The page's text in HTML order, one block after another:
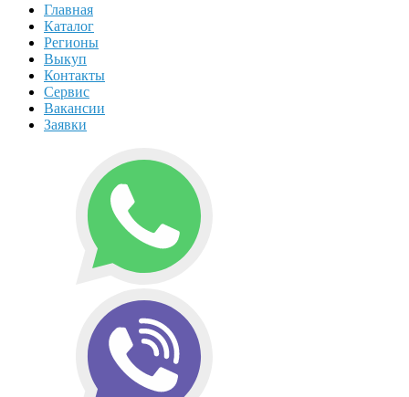
Главная
Каталог
Регионы
Выкуп
Контакты
Сервис
Вакансии
Заявки